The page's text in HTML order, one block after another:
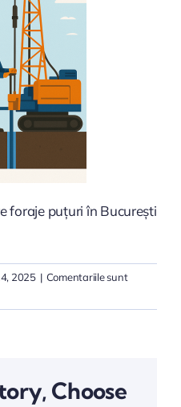
foraje puțuri în București
2025 | Comentariile sunt
Choose